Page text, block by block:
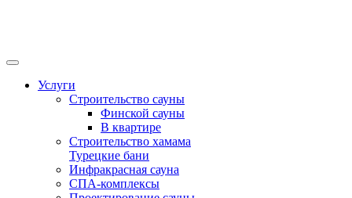
Услуги
Строительство сауны
Финской сауны
В квартире
Строительство хамама
Турецкие бани
Инфракрасная сауна
СПА-комплексы